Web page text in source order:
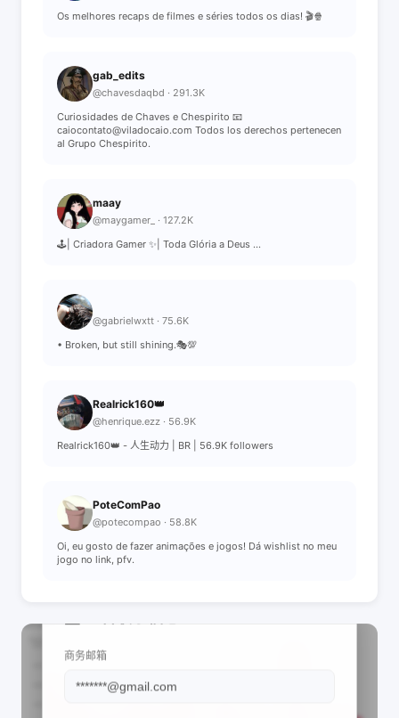
Os melhores recaps de filmes e séries todos os dias! 🎬🍿
gab_edits
@chavesdaqbd · 291.3K
Curiosidades de Chaves e Chespirito 📧
caiocontato@viladocaio.com Todos los derechos pertenecen
al Grupo Chespirito.
maay
@maygamer_ · 127.2K
🕹️| Criadora Gamer ✨| Toda Glória a Deus ...
@gabrielwxtt · 75.6K
• Broken, but still shining.🎭💯
Realrick160👑
@henrique.ezz · 56.9K
Realrick160👑 - 人生动力 | BR | 56.9K followers
PoteComPao
@potecompao · 58.8K
Oi, eu gosto de fazer animações e jogos! Dá wishlist no meu
jogo no link, pfv.
商务邮箱